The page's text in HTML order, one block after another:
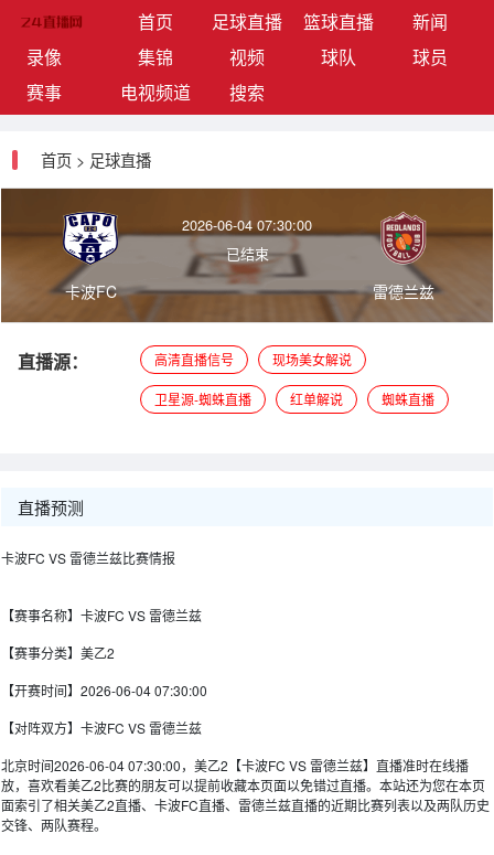
首页(current)足球直播 篮球直播
新闻
录像
集锦 视频 球队
球员
赛事
电视频道 搜索
首页 > 足球直播
卡波FC
2026-06-04 07:30:00
已结束
雷德兰兹
直播源： 高清直播信号 现场美女解说
卫星源-蜘蛛直播 红单解说 蜘蛛直播
直播预测
卡波FC VS 雷德兰兹比赛情报
【赛事名称】 卡波FC VS 雷德兰兹
【赛事分类】 美乙2
【开赛时间】 2026-06-04 07:30:00
【对阵双方】 卡波FC VS 雷德兰兹
北京时间2026-06-04 07:30:00，美乙2【卡波FC VS 雷德兰兹】直播准时在线播
放，喜欢看美乙2比赛的朋友可以提前收藏本页面以免错过直播。本站还为您在本页
面索引了相关美乙2直播、卡波FC直播、雷德兰兹直播的近期比赛列表以及两队历史
交锋、两队赛程。